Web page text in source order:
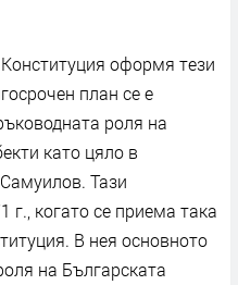
Конституция оформя тези
план се е
роля на
като цяло в
Тази
г., когато се приема така
В нея основното
на Българската